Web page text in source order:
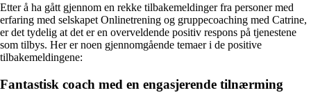
Etter å ha gått gjennom en rekke tilbakemeldinger fra personer med
erfaring med selskapet Onlinetrening og gruppecoaching med Catrine,
er det tydelig at det er en overveldende positiv respons på tjenestene
som tilbys. Her er noen gjennomgående temaer i de positive
tilbakemeldingene:
Fantastisk coach med en engasjerende tilnærming